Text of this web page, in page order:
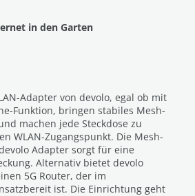
in den Garten
Adapter von devolo, egal ob mit
Funktion, bringen stabiles Mesh-
machen jede Steckdose zu
WLAN-Zugangspunkt. Die Mesh-
Adapter sorgt für eine
Alternativ bietet devolo
5G Router, der im
ist. Die Einrichtung geht